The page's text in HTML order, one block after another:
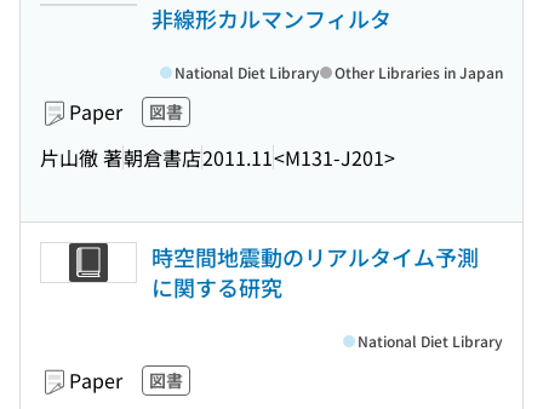
非線形カルマンフィルタ
Paper 図書
片山徹 著朝倉書店2011.11<M131-J201>
National Diet Library Other Libraries in Japan
時空間地震動のリアルタイム予測
に関する研究
Paper 図書
National Diet Library